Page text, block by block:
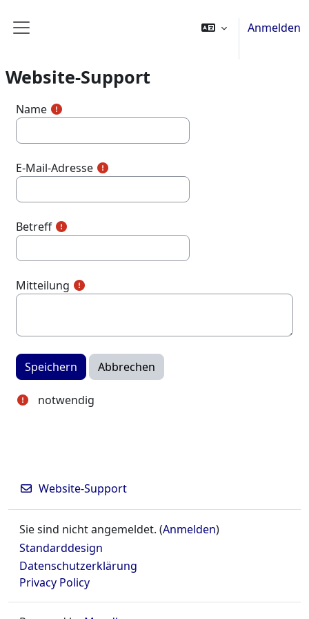
Anmelden
Website-Support
Name
E-Mail-Adresse
Betreff
Mitteilung
notwendig
Website-Support
Sie sind nicht angemeldet. (Anmelden)
Standarddesign
Datenschutzerklärung
Privacy Policy